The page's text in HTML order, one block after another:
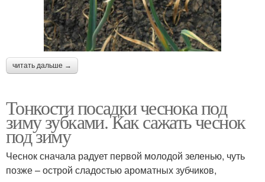
читать дальше →
Тонкости посадки чеснока под
зиму зубками. Как сажать чеснок
под зиму
Чеснок сначала радует первой молодой зеленью, чуть
позже – острой сладостью ароматных зубчиков,